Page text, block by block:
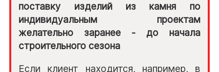
поставку изделий из камня по
индивидуальным проектам
желательно заранее - до начала
строительного сезона
Если клиент находится, например, в